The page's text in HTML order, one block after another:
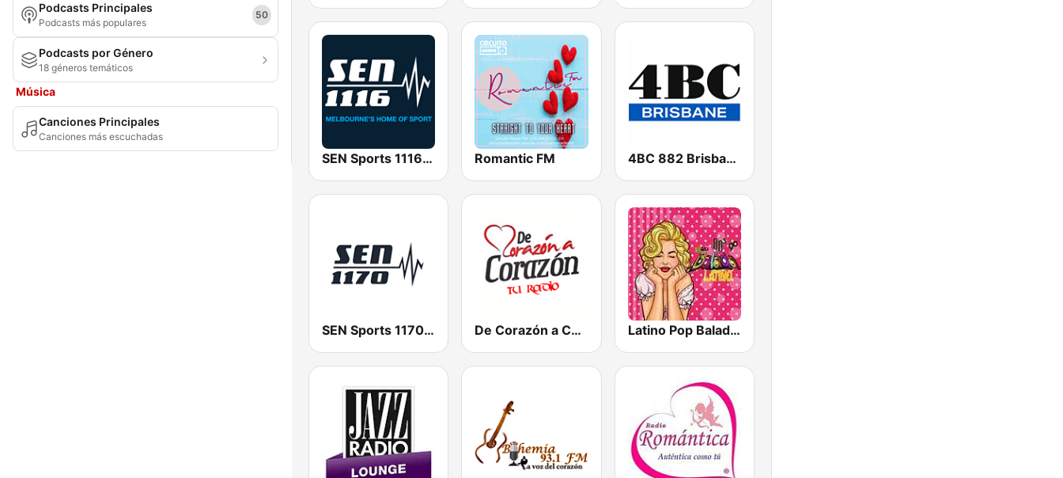
Podcasts Principales
Podcasts más populares
50
Podcasts por Género
18 géneros temáticos
Música
Canciones Principales
Canciones más escuchadas
SEN Sports 1116 AM Romantic FM 4BC 882 Brisbane
SEN Sports 1170 Sydney De Corazón a Corazón Latino Pop Baladas 90s_to_2010